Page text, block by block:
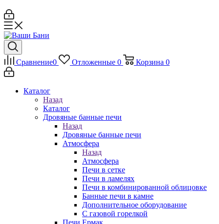
Сравнение0 Отложенные 0 Корзина 0
Каталог
Назад
Каталог
Дровяные банные печи
Назад
Дровяные банные печи
Атмосфера
Назад
Атмосфера
Печи в сетке
Печи в ламелях
Печи в комбинированной облицовке
Банные печи в камне
Дополнительное оборудование
С газовой горелкой
Печи Ермак